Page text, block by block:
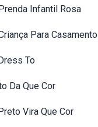
Infantil Rosa
Para Casamento
To
Da Que Cor
Vira Que Cor